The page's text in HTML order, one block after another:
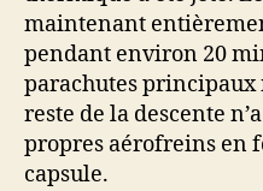
maintenant
pendant environ 20
parachutes principaux
reste de la descente
propres aérofreins en
capsule.